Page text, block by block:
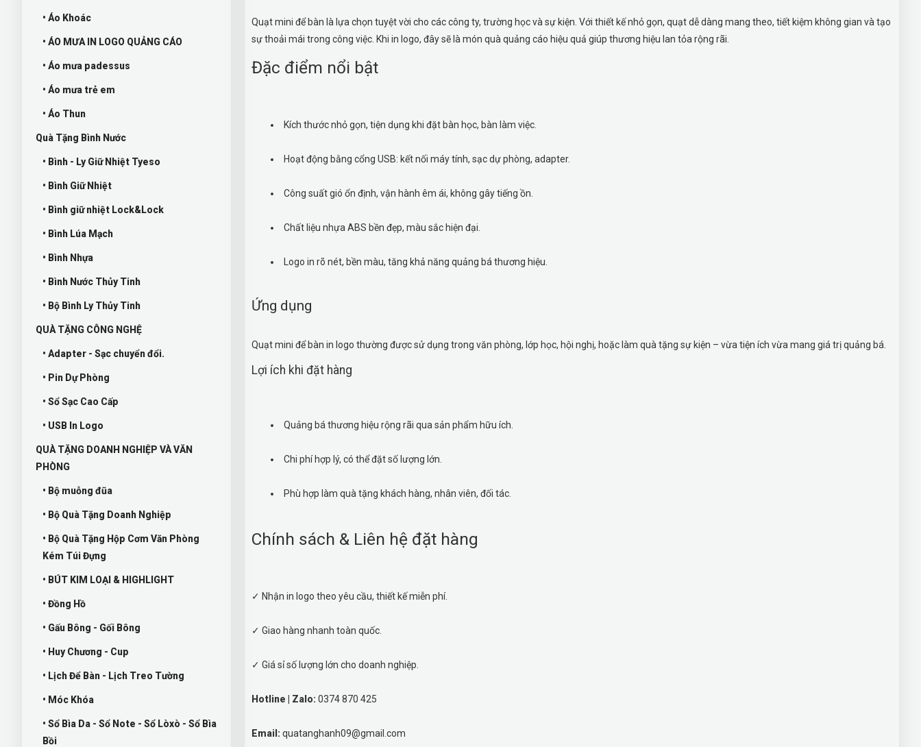
• Áo Khoác
• ÁO MƯA IN LOGO QUẢNG CÁO
• Áo mưa padessus
• Áo mưa trẻ em
• Áo Thun
Quà Tặng Bình Nước
• Bình - Ly Giữ Nhiệt Tyeso
• Bình Giữ Nhiệt
• Bình giữ nhiệt Lock&Lock
• Bình Lúa Mạch
• Bình Nhựa
• Bình Nước Thủy Tinh
• Bộ Bình Ly Thủy Tinh
QUÀ TẶNG CÔNG NGHỆ
• Adapter - Sạc chuyển đổi.
• Pin Dự Phòng
• Sổ Sạc Cao Cấp
• USB In Logo
QUÀ TẶNG DOANH NGHIỆP VÀ VĂN
PHÒNG
• Bộ muỗng đũa
• Bộ Quà Tặng Doanh Nghiệp
• Bộ Quà Tặng Hộp Cơm Văn Phòng
Kém Túi Đựng
• BÚT KIM LOẠI & HIGHLIGHT
• Đồng Hồ
• Gấu Bông - Gối Bông
• Huy Chương - Cup
• Lịch Để Bàn - Lịch Treo Tường
• Móc Khóa
• Sổ Bìa Da - Sổ Note - Sổ Lòxò - Sổ Bìa
Bồi
Quạt mini để bàn là lựa chọn tuyệt vời cho các công ty, trường học và sự kiện. Với thiết kế nhỏ gọn, quạt dễ dàng mang theo, tiết kiệm không gian và tạo
sự thoải mái trong công việc. Khi in logo, đây sẽ là món quà quảng cáo hiệu quả giúp thương hiệu lan tỏa rộng rãi.
Đặc điểm nổi bật
Kích thước nhỏ gọn, tiện dụng khi đặt bàn học, bàn làm việc.
Hoạt động bằng cổng USB: kết nối máy tính, sạc dự phòng, adapter.
Công suất gió ổn định, vận hành êm ái, không gây tiếng ồn.
Chất liệu nhựa ABS bền đẹp, màu sắc hiện đại.
Logo in rõ nét, bền màu, tăng khả năng quảng bá thương hiệu.
Ứng dụng
Quạt mini để bàn in logo thường được sử dụng trong văn phòng, lớp học, hội nghị, hoặc làm quà tặng sự kiện – vừa tiện ích vừa mang giá trị quảng bá.
Lợi ích khi đặt hàng
Quảng bá thương hiệu rộng rãi qua sản phẩm hữu ích.
Chi phí hợp lý, có thể đặt số lượng lớn.
Phù hợp làm quà tặng khách hàng, nhân viên, đối tác.
Chính sách & Liên hệ đặt hàng
✓ Nhận in logo theo yêu cầu, thiết kế miễn phí.
✓ Giao hàng nhanh toàn quốc.
✓ Giá sỉ số lượng lớn cho doanh nghiệp.
Hotline | Zalo: 0374 870 425
Email: quatanghanh09@gmail.com